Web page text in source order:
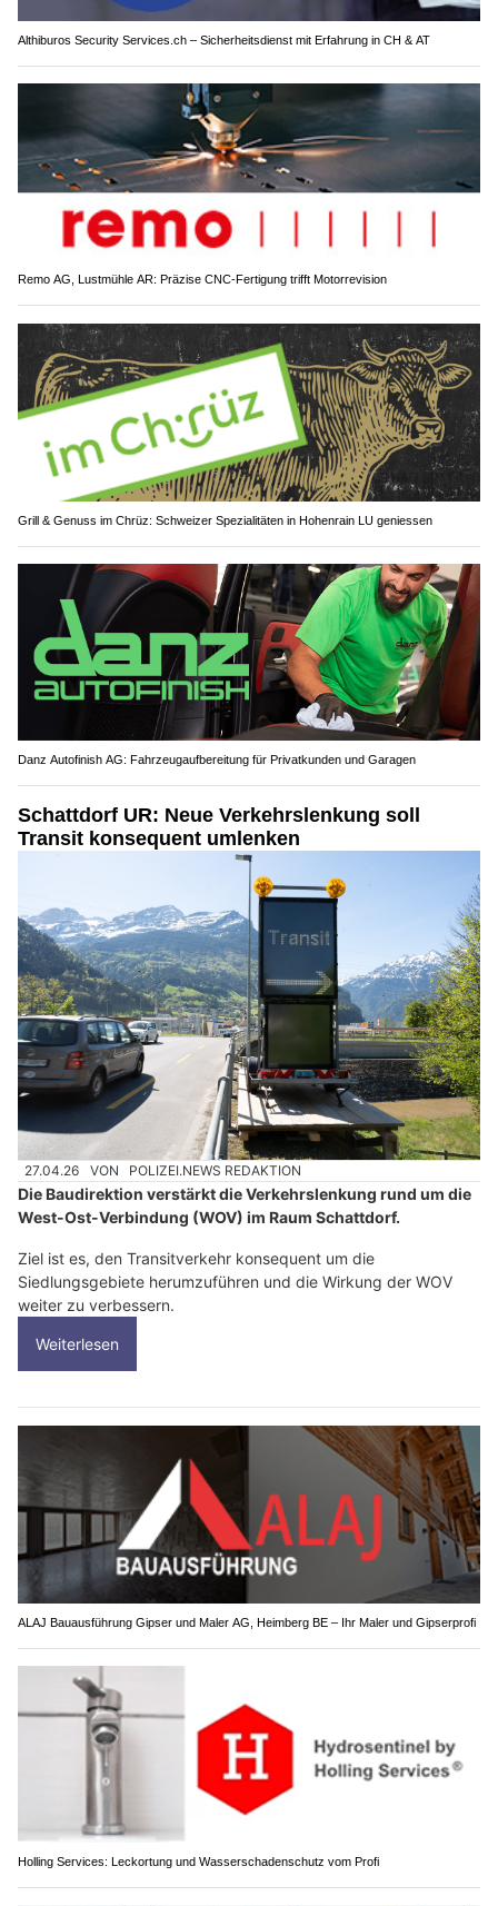
Althiburos Security Services.ch – Sicherheitsdienst mit Erfahrung in CH & AT
Remo AG, Lustmühle AR: Präzise CNC-Fertigung trifft Motorrevision
Grill & Genuss im Chrüz: Schweizer Spezialitäten in Hohenrain LU geniessen
Danz Autofinish AG: Fahrzeugaufbereitung für Privatkunden und Garagen
Schattdorf UR: Neue Verkehrslenkung soll
Transit konsequent umlenken
27.04.26 VON POLIZEI.NEWS REDAKTION
Die Baudirektion verstärkt die Verkehrslenkung rund um die
West-Ost-Verbindung (WOV) im Raum Schattdorf.
Ziel ist es, den Transitverkehr konsequent um die
Siedlungsgebiete herumzuführen und die Wirkung der WOV
weiter zu verbessern.
Weiterlesen
ALAJ Bauausführung Gipser und Maler AG, Heimberg BE – Ihr Maler und Gipserprofi
Holling Services: Leckortung und Wasserschadenschutz vom Profi